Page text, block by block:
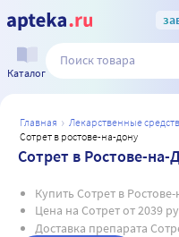
Каталог
главная лекарственные
сотрет в ростове-на-дону
Сотрет в Ростове-на-
Купить Сотрет в
Цена на Сотрет от 2039
Доставка препарата